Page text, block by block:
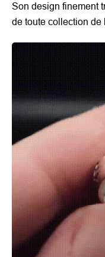
Son design finement
de toute collection de